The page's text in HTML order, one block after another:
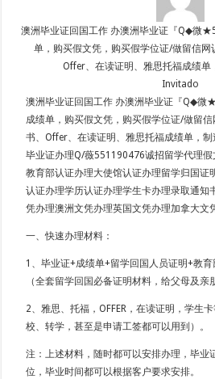
澳洲毕业证回国工作 办澳洲毕业证『Q◆微
单，购买假文凭，购买假学位证/做留信网
Offer、在读证明、雅思托福成绩单
Invitado
澳洲毕业证回国工作 办澳洲毕业证『Q◆微
成绩单，购买假文凭，购买假学位证/做留
书、Offer、在读证明、雅思托福成绩单，
毕业证办理Q/薇551190476诚招留学代理
教育部认证办理大使馆认证办理留学归国证
认证办理学历认证办理学生卡办理录取通知
凭办理澳洲文凭办理英国文凭办理加拿大文
一、快速办理材料：
1、毕业证+成绩单+留学回国人员证明+教育
（全套留学回国必备证明材料，给父母及亲
2、雅思、托福，OFFER，在读证明，学生
校、转学，甚至是申请工签都可以用到）。
注：上述材料，随时都可以安排办理，毕业
位，毕业时间都可以根据客户要求安排。